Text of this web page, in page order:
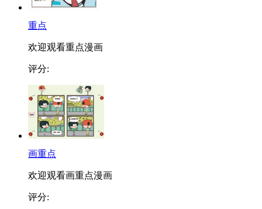
重点
欢迎观看重点漫画
评分:
画重点
欢迎观看画重点漫画
评分: